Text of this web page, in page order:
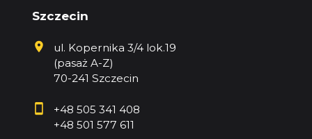
Szczecin
ul. Kopernika 3/4 lok.19
(pasaż A-Z)
70-241 Szczecin
+48 505 341 408
+48 501 577 611